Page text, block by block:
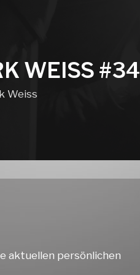
WEISS #34
Weiss
aktuellen persönlichen